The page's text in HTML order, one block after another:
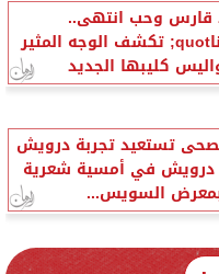
قارس وحب انتهى..
quot;ياليناquot; تكشف الوجه المثير
كليبها الجديد
تستعيد تجربة درويش
في أمسية شعرية
السويس...